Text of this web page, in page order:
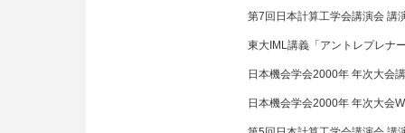
現在、5ファイルを公開してい
第7回日本計算工学会講演